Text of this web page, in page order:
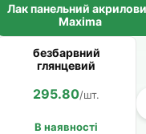
2 631.00
Лак панельний
Maxima
безбарвний
глянцевий
295.80/шт.
В наявності